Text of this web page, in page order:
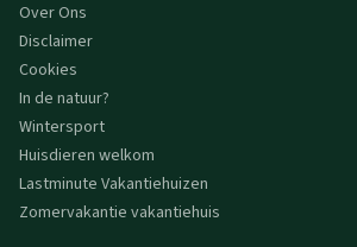
Over Ons
Disclaimer
Cookies
In de natuur?
Wintersport
Huisdieren welkom
Lastminute Vakantiehuizen
Zomervakantie vakantiehuis